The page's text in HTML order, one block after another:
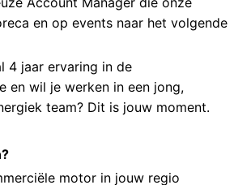
en op events naar het volgende
4 jaar ervaring in de
en wil je werken in een jong,
team? Dit is jouw moment.
motor in jouw regio